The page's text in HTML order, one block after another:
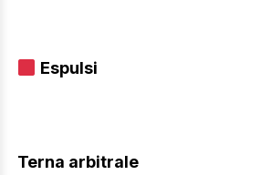
Espulsi
Terna arbitrale